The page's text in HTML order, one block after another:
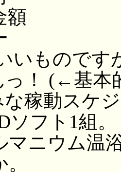
額
いものです
っ！ (←基本
な稼動スケ
ソフト1組。
マニウム温